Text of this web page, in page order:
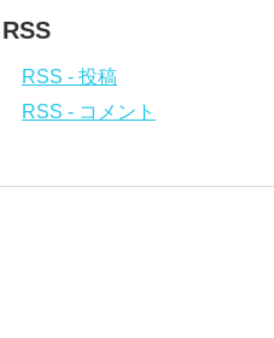
RSS
RSS - 投稿
RSS - コメント